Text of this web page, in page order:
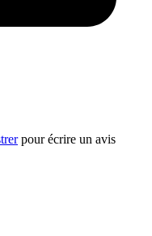
pour écrire un avis